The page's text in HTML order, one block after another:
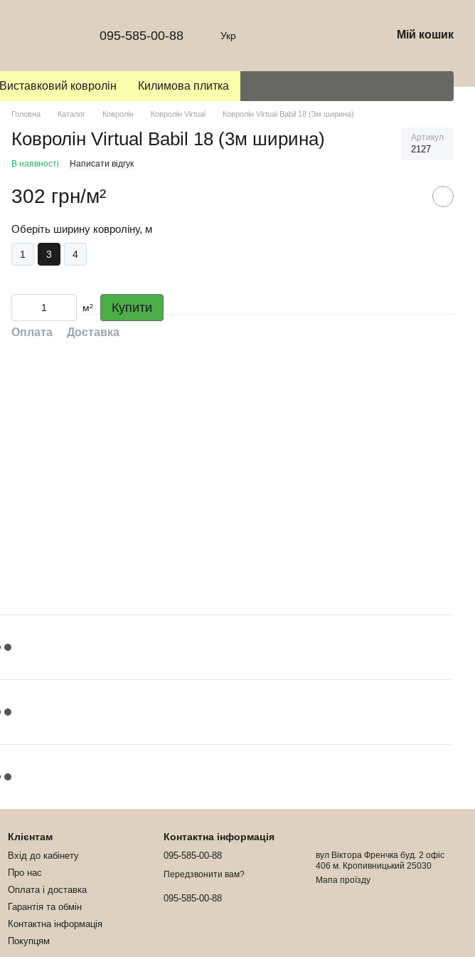
095-585-00-88 Укр Мій кошик
Виставковий ковролін Килимова плитка
Головна Каталог Ковролін Ковролін Virtual Ковролін Virtual Babil 18 (3м ширина)
Ковролін Virtual Babil 18 (3м ширина) Артикул
2127
В наявності Написати відгук
302 грн/м²
Оберіть ширину ковроліну, м
1 3 4
м² Купити
Оплата Доставка
Клієнтам
Вхід до кабінету
Про нас
Оплата і доставка
Гарантія та обмін
Контактна інформація
Покупцям
Контактна інформація
095-585-00-88
Передзвонити вам?
095-585-00-88
вул Віктора Френчка буд. 2 офіс
406 м. Кропивницький 25030
Мапа проїзду